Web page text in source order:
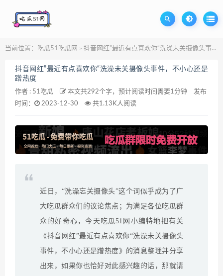
当前位置： 吃瓜51吃瓜网 > 抖音网红”最近有点喜欢你“洗澡未关摄像头事件，不小心还是蹭热度
抖音网红”最近有点喜欢你“洗澡未关摄像头事件，不小心还是
蹭热度
作者 : 51吃瓜 本文共292个字，预计阅读时间需要1分钟
发布
时间：
2023-12-30 共1.13K人阅读
近日，“洗澡忘关摄像头”这个词似乎成为了广
大吃瓜群众们的议论焦点；为满足各位吃瓜群
众的好奇心，今天吃瓜51网小编特地把有关
《抖音网红”最近有点喜欢你“洗澡未关摄像头
事件，不小心还是蹭热度》的消息整理并分享
出来，如果你也恰好对此感兴趣的话，那就请